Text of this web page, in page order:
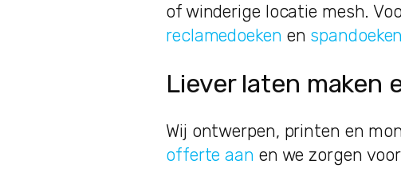
of winderige locatie mesh.
reclamedoeken en
Liever laten maken
Wij ontwerpen, printen en
offerte aan en we zorgen